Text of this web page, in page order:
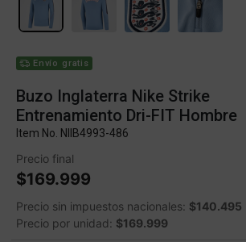
Envío gratis
Buzo Inglaterra Nike Strike
Entrenamiento Dri-FIT Hombre
Item No. NIIB4993-486
Precio final
$169.999
Precio sin impuestos nacionales: $140.495
Precio por unidad: $169.999